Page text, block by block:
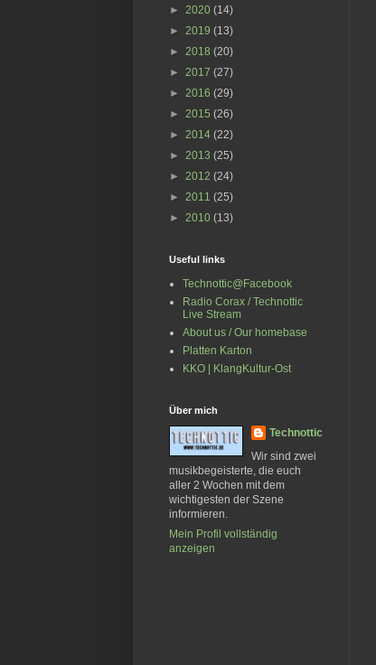
► 2020 (14)
► 2019 (13)
► 2018 (20)
► 2017 (27)
► 2016 (29)
► 2015 (26)
► 2014 (22)
► 2013 (25)
► 2012 (24)
► 2011 (25)
► 2010 (13)
Useful links
Technottic@Facebook
Radio Corax / Technottic
Live Stream
About us / Our homebase
Platten Karton
KKO | KlangKultur-Ost
Über mich
Technottic
Wir sind zwei
musikbegeisterte, die euch
aller 2 Wochen mit dem
wichtigesten der Szene
informieren.
Mein Profil vollständig
anzeigen